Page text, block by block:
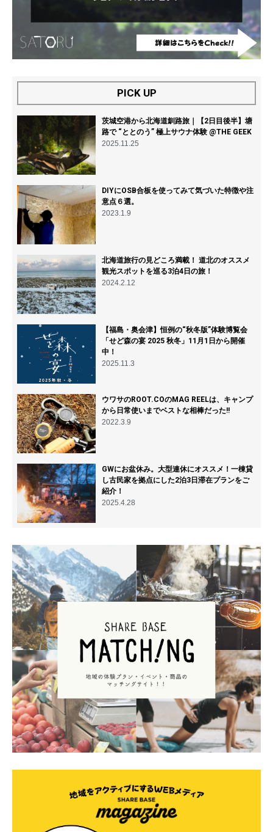
PICK UP
茨城空港から北海道釧路旅｜【2日目後半】塘
路で “ととのう” 極上サウナ体験 @THE GEEK
2025.11.25
DIYにOSB合板を使ってみて気づいた特徴や注
意点６選。
2023.1.9
北海道旅行の見どころ満載！ 道北のオススメ
観光スポットを巡る3泊4日の旅！
2024.2.12
【福島・奥会津】恒例の“秋冬版”体験博覧会
「せど森の宴 2025 秋冬」11月1日から開催
中！
2025.11.3
ウワサのROOT.COのMAG REELは、キャンプ
から日常使いまでベストな相棒だった!!
2022.3.9
GWにお盆休み。大型連休にオススメ！一棟貸
し古民家を拠点にした2泊3日滞在プランをご
紹介！
2025.4.28